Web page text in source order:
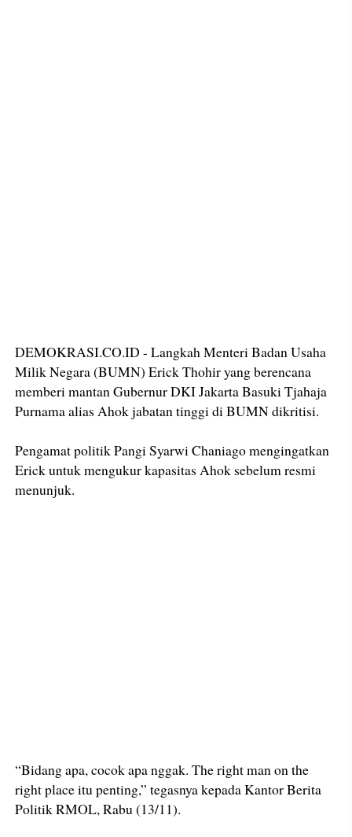
DEMOKRASI.CO.ID - Langkah Menteri Badan Usaha
Milik Negara (BUMN) Erick Thohir yang berencana
memberi mantan Gubernur DKI Jakarta Basuki Tjahaja
Purnama alias Ahok jabatan tinggi di BUMN dikritisi.
Pengamat politik Pangi Syarwi Chaniago mengingatkan
Erick untuk mengukur kapasitas Ahok sebelum resmi
menunjuk.
“Bidang apa, cocok apa nggak. The right man on the
right place itu penting,” tegasnya kepada Kantor Berita
Politik RMOL, Rabu (13/11).